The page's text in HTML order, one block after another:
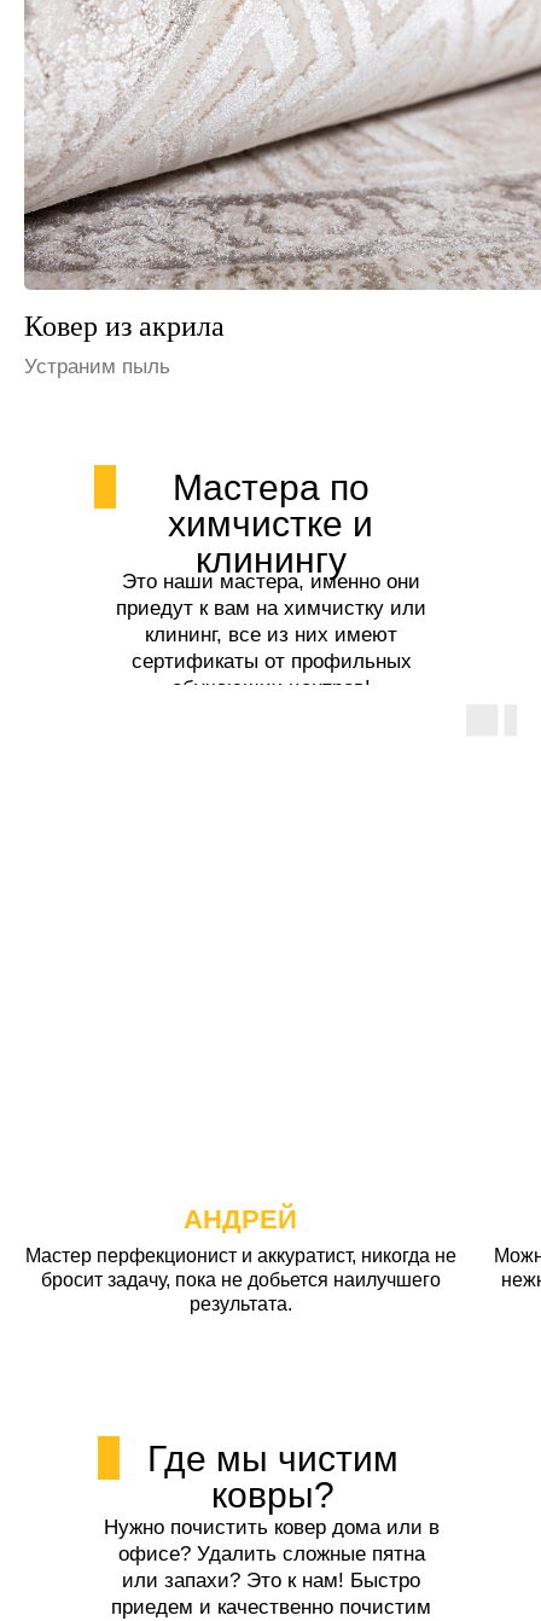
Ковер из шерсти
Избавим от запаха мочи
Мастера по
химчистке и
клинингу
Это наши мастера, именно они
приедут к вам на химчистку или
клининг, все из них имеют
сертификаты от профильных
обучающих центров!
АНДРЕЙ
Мастер перфекционист и аккуратист, никогда не
бросит задачу, пока не добьется наилучшего
результата.
Где мы чистим
ковры?
Нужно почистить ковер дома или в
офисе? Удалить сложные пятна
или запахи? Это к нам! Быстро
приедем и качественно почистим